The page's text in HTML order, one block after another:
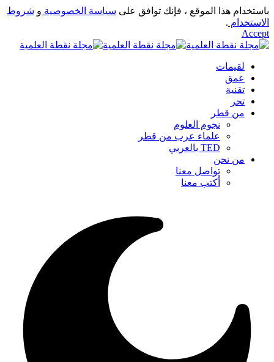
باستخدام هذا الموقع ، فإنك توافق على سياسة الخصوصية و شروط
الاستخدام .
Accept
لقيمات
عمق
تقنية
تحر
من قطر
نجوم العلوم
علماء عرب من قطر
TED بالعربي
من نحن
تواصل معنا
أكتب معنا